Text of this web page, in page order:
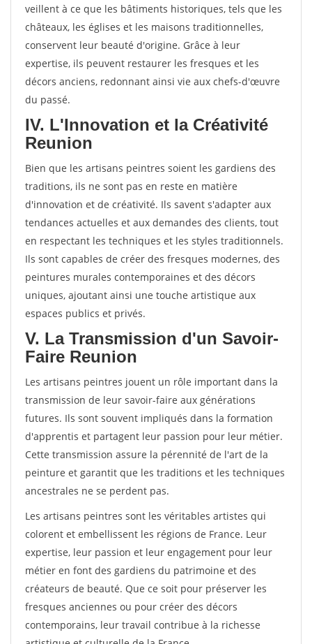
veillent à ce que les bâtiments historiques, tels que les
châteaux, les églises et les maisons traditionnelles,
conservent leur beauté d'origine. Grâce à leur
expertise, ils peuvent restaurer les fresques et les
décors anciens, redonnant ainsi vie aux chefs-d'œuvre
du passé.
IV. L'Innovation et la Créativité
Reunion
Bien que les artisans peintres soient les gardiens des
traditions, ils ne sont pas en reste en matière
d'innovation et de créativité. Ils savent s'adapter aux
tendances actuelles et aux demandes des clients, tout
en respectant les techniques et les styles traditionnels.
Ils sont capables de créer des fresques modernes, des
peintures murales contemporaines et des décors
uniques, ajoutant ainsi une touche artistique aux
espaces publics et privés.
V. La Transmission d'un Savoir-
Faire Reunion
Les artisans peintres jouent un rôle important dans la
transmission de leur savoir-faire aux générations
futures. Ils sont souvent impliqués dans la formation
d'apprentis et partagent leur passion pour leur métier.
Cette transmission assure la pérennité de l'art de la
peinture et garantit que les traditions et les techniques
ancestrales ne se perdent pas.
Les artisans peintres sont les véritables artistes qui
colorent et embellissent les régions de France. Leur
expertise, leur passion et leur engagement pour leur
métier en font des gardiens du patrimoine et des
créateurs de beauté. Que ce soit pour préserver les
fresques anciennes ou pour créer des décors
contemporains, leur travail contribue à la richesse